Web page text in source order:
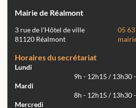
Mairie de Réalmont
3 rue de l'Hôtel de ville
81120 Réalmont
05
Horaires du secrétariat
Lundi
9h - 12h15 / 13h30
Mardi
8h - 12h15 / 13h30
Mercredi